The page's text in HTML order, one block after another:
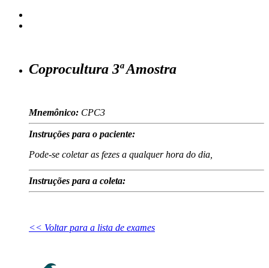
Coprocultura 3ª Amostra
Mnemônico: CPC3
Instruções para o paciente:
Pode-se coletar as fezes a qualquer hora do dia,
Instruções para a coleta:
<< Voltar para a lista de exames